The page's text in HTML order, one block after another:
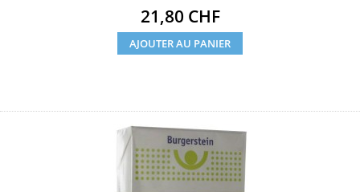
Prix
21,80 CHF
AJOUTER AU PANIER